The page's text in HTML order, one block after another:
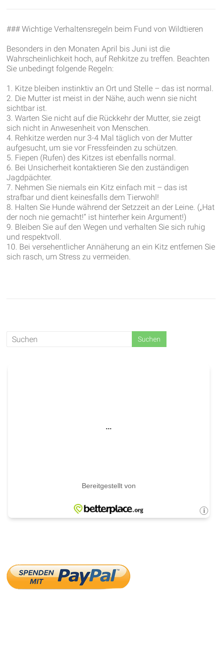
### Wichtige Verhaltensregeln beim Fund von Wildtieren
Besonders in den Monaten April bis Juni ist die
Wahrscheinlichkeit hoch, auf Rehkitze zu treffen. Beachten
Sie unbedingt folgende Regeln:
1. Kitze bleiben instinktiv an Ort und Stelle – das ist normal.
2. Die Mutter ist meist in der Nähe, auch wenn sie nicht
sichtbar ist.
3. Warten Sie nicht auf die Rückkehr der Mutter, sie zeigt
sich nicht in Anwesenheit von Menschen.
4. Rehkitze werden nur 3-4 Mal täglich von der Mutter
aufgesucht, um sie vor Fressfeinden zu schützen.
5. Fiepen (Rufen) des Kitzes ist ebenfalls normal.
6. Bei Unsicherheit kontaktieren Sie den zuständigen
Jagdpächter.
7. Nehmen Sie niemals ein Kitz einfach mit – das ist
strafbar und dient keinesfalls dem Tierwohl!
8. Halten Sie Hunde während der Setzzeit an der Leine. („Hat
der noch nie gemacht!“ ist hinterher kein Argument!)
9. Bleiben Sie auf den Wegen und verhalten Sie sich ruhig
und respektvoll.
10. Bei versehentlicher Annäherung an ein Kitz entfernen Sie
sich rasch, um Stress zu vermeiden.